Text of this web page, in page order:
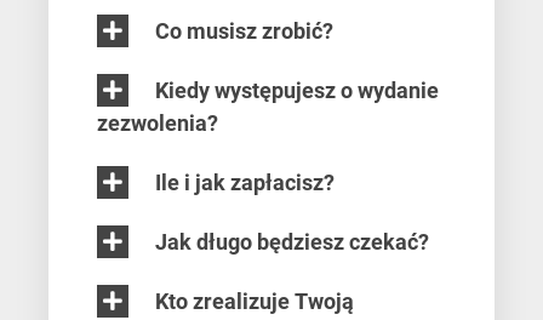
Co musisz zrobić?
zezwolenia?
Ile i jak zapłacisz?
Jak długo będziesz czekać?